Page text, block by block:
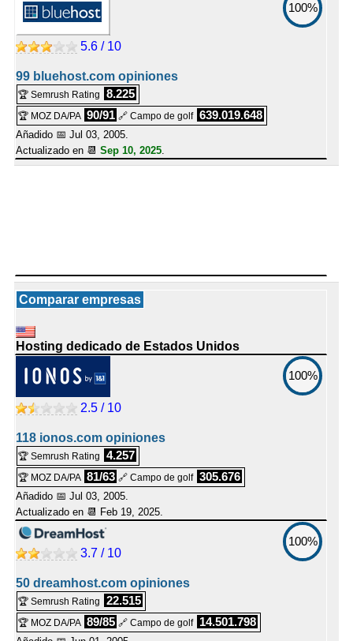
100%
5.6 / 10
99 bluehost.com opiniones
🏆 Semrush Rating 8.225
🏆 MOZ DA/PA 90/91 🔗 Campo de golf 639.019.648
Añadido 📅 Jul 03, 2005.
Actualizado en 📆 Sep 10, 2025.
Comparar empresas
Hosting dedicado de Estados Unidos
100%
2.5 / 10
118 ionos.com opiniones
🏆 Semrush Rating 4.257
🏆 MOZ DA/PA 81/63 🔗 Campo de golf 305.676
Añadido 📅 Jul 03, 2005.
Actualizado en 📆 Feb 19, 2025.
100%
3.7 / 10
50 dreamhost.com opiniones
🏆 Semrush Rating 22.515
🏆 MOZ DA/PA 89/85 🔗 Campo de golf 14.501.798